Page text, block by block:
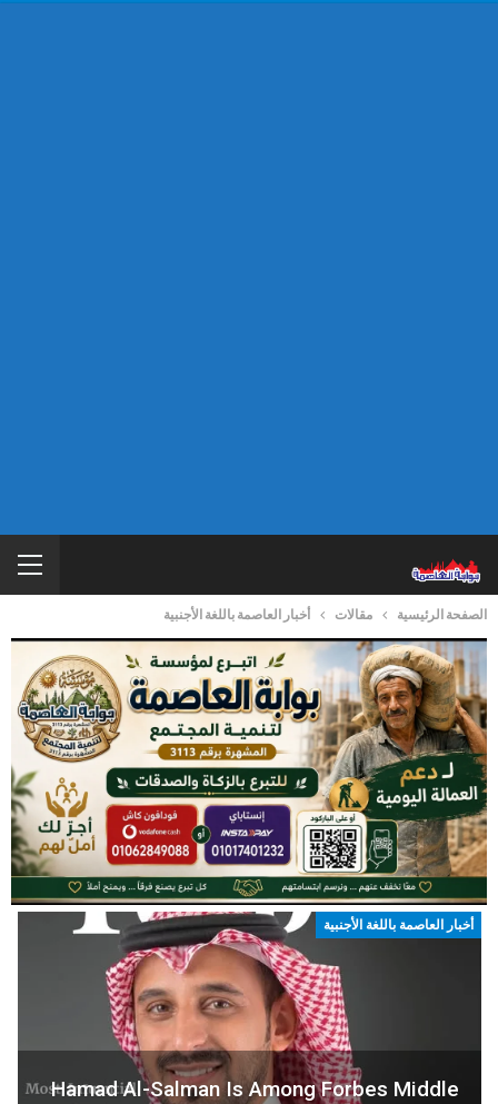
الصفحة الرئيسية مقالات أخبار العاصمة باللغة الأجنبية
أخبار العاصمة باللغة الأجنبية
Hamad Al-Salman Is Among Forbes Middle